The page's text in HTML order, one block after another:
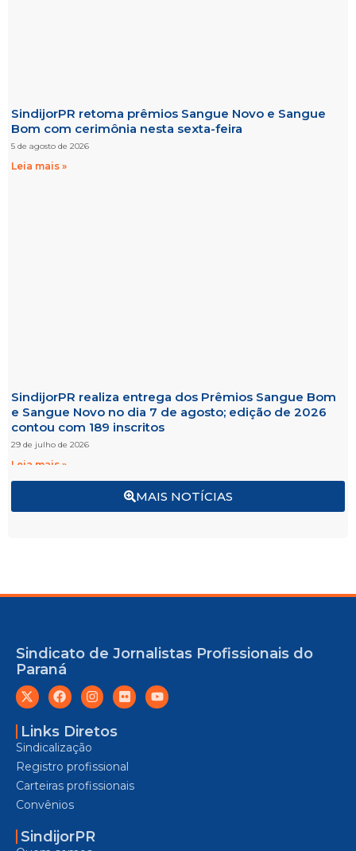
MAIS NOTÍCIAS
SindijorPR retoma prêmios Sangue Novo e Sangue
Bom com cerimônia nesta sexta-feira
5 de agosto de 2026
Leia mais »
SindijorPR realiza entrega dos Prêmios Sangue Bom
e Sangue Novo no dia 7 de agosto; edição de 2026
contou com 189 inscritos
29 de julho de 2026
Leia mais »
Sindicato de Jornalistas Profissionais do
Paraná
Links Diretos
Sindicalização
Registro profissional
Carteiras profissionais
Convênios
SindijorPR